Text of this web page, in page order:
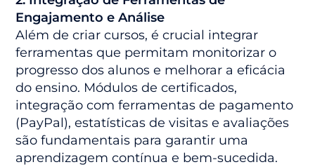
Engajamento e Análise
Além de criar cursos, é crucial integrar
ferramentas que permitam monitorizar o
progresso dos alunos e melhorar a eficácia
do ensino. Módulos de certificados,
integração com ferramentas de pagamento
(PayPal), estatísticas de visitas e avaliações
são fundamentais para garantir uma
aprendizagem contínua e bem-sucedida.